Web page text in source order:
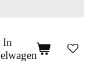
In